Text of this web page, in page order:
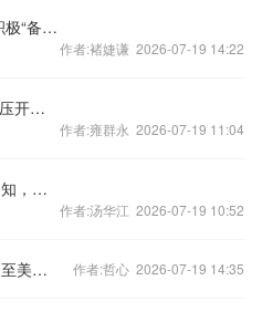
春节档影片令人期待 北京影院积极“备战”
作者:褚婕谦 2026-07-19 14:22
2026西南UPS电源/充电桩/高低压开关柜/光伏储能设备/直流电源！贵州贵阳等地源头厂家口
作者:雍群永 2026-07-19 11:04
Herald（鸦使）：把验证码和通知，送到该送的人手里
作者:汤华江 2026-07-19 10:52
特朗普指责加拿大野火浓烟蔓延至美国：加税！ 作者:哲心 2026-07-19 14:35